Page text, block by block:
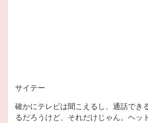
サイテー
確かにテレビは聞こえるし、通話でき
るだろうけど、それだけじゃん。ヘッ